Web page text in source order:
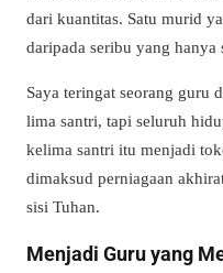
dari kuantitas. Satu murid
daripada seribu yang hanya
Saya teringat seorang guru
lima santri, tapi seluruh
kelima santri itu menjadi
dimaksud perniagaan
sisi Tuhan.
Menjadi Guru yang